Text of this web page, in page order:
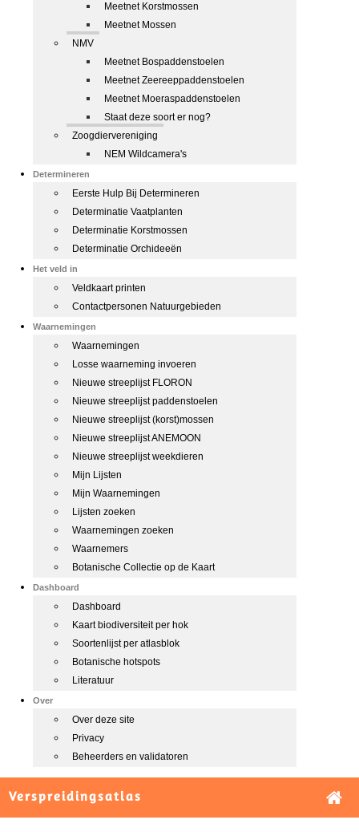
Meetnet Korstmossen
Meetnet Mossen
NMV
Meetnet Bospaddenstoelen
Meetnet Zeereeppaddenstoelen
Meetnet Moeraspaddenstoelen
Staat deze soort er nog?
Zoogdiervereniging
NEM Wildcamera's
Determineren
Eerste Hulp Bij Determineren
Determinatie Vaatplanten
Determinatie Korstmossen
Determinatie Orchideeën
Het veld in
Veldkaart printen
Contactpersonen Natuurgebieden
Waarnemingen
Waarnemingen
Losse waarneming invoeren
Nieuwe streeplijst FLORON
Nieuwe streeplijst paddenstoelen
Nieuwe streeplijst (korst)mossen
Nieuwe streeplijst ANEMOON
Nieuwe streeplijst weekdieren
Mijn Lijsten
Mijn Waarnemingen
Lijsten zoeken
Waarnemingen zoeken
Waarnemers
Botanische Collectie op de Kaart
Dashboard
Dashboard
Kaart biodiversiteit per hok
Soortenlijst per atlasblok
Botanische hotspots
Literatuur
Over
Over deze site
Privacy
Beheerders en validatoren
Verspreidingsatlas